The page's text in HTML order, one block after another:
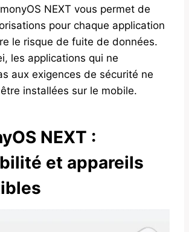
NEXT vous permet de
pour chaque application
le risque de fuite de données.
les applications qui ne
aux exigences de sécurité ne
installées sur le mobile.
NEXT :
et appareils